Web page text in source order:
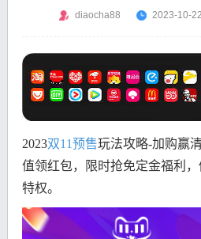
diaocha88 2023-10-
2023双11预售玩法攻略-加购赢
值领红包，限时抢免定金福利
特权。